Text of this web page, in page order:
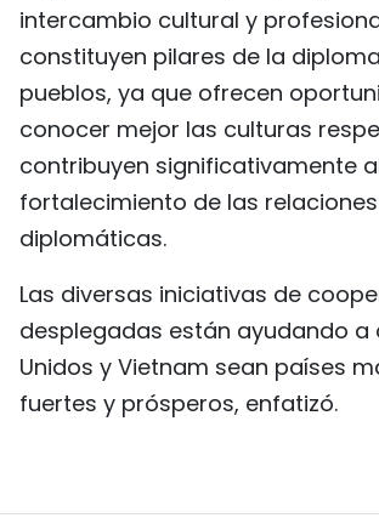
intercambio cultural y
constituyen pilares de la
pueblos, ya que ofrecen
conocer mejor las culturas
contribuyen significativamente
fortalecimiento de las relaciones
diplomáticas.
Las diversas iniciativas de
desplegadas están ayudando a
Unidos y Vietnam sean países
fuertes y prósperos, enfatizó.